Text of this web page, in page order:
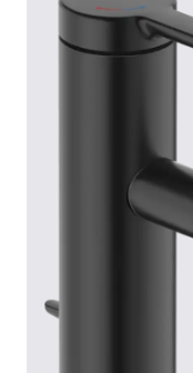
ad esempio per la
un utilizzo intuitivo.
anche in diverse
soffioni a barra. È
di accessori
doccia, flessibili e
Visualizza la